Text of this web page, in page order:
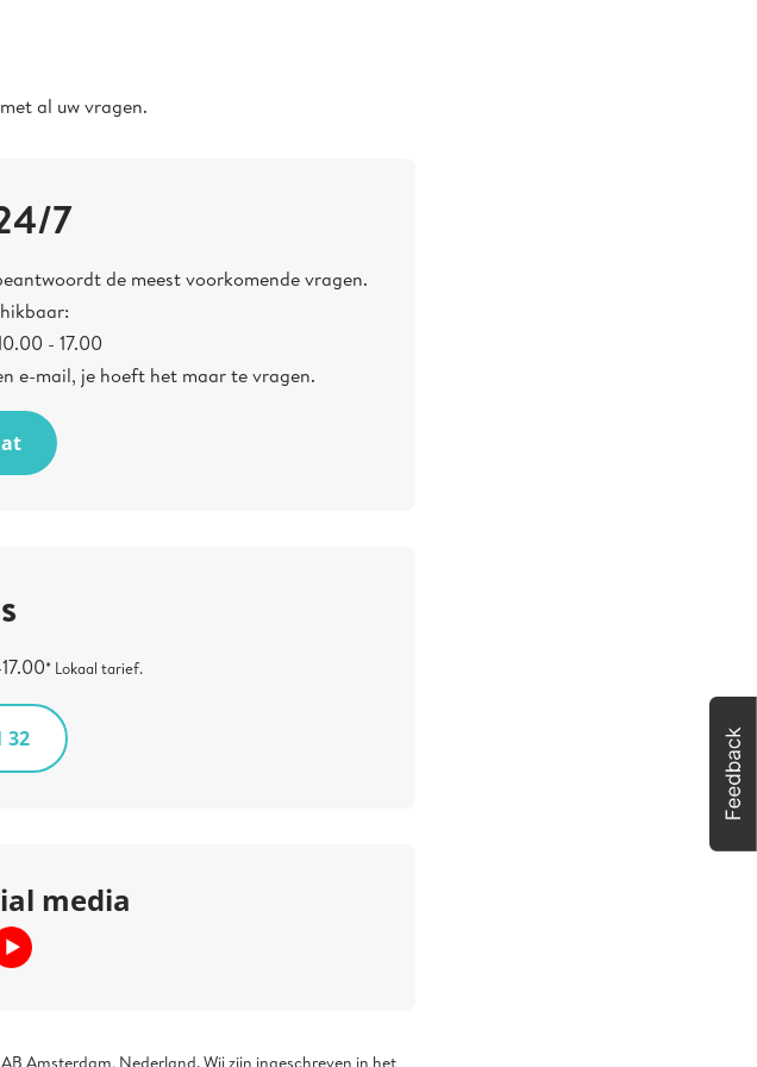
al uw vragen.
7
de meest voorkomende vragen.
- 17.00
e-mail, je hoeft het maar te vragen.
* Lokaal tarief.
32
media
Amsterdam, Nederland. Wij zijn ingeschreven in het